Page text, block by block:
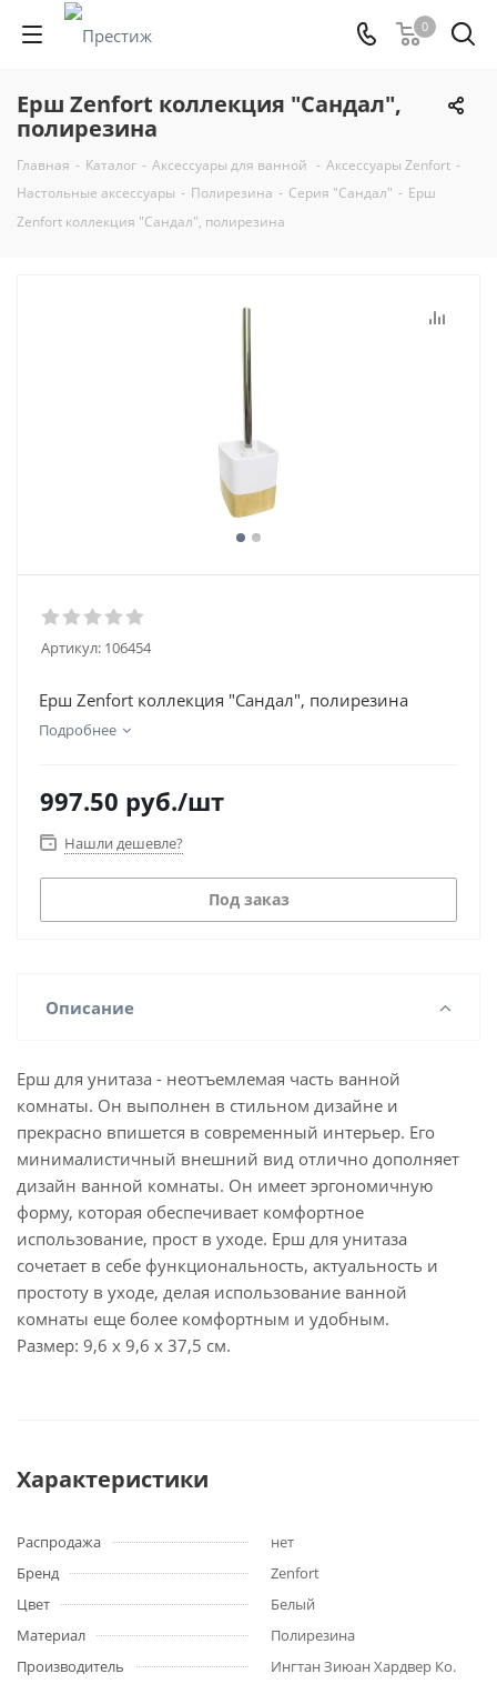
0
Ерш Zenfort коллекция "Сандал",
полирезина
Главная - Каталог - Аксессуары для ванной - Аксессуары Zenfort -
Настольные аксессуары - Полирезина - Серия "Сандал" - Ерш
Zenfort коллекция "Сандал", полирезина
Артикул: 106454
Ерш Zenfort коллекция "Сандал", полирезина
Подробнее
997.50 руб./шт
Нашли дешевле?
Под заказ
Описание
Ерш для унитаза - неотъемлемая часть ванной
комнаты. Он выполнен в стильном дизайне и
прекрасно впишется в современный интерьер. Его
минималистичный внешний вид отлично дополняет
дизайн ванной комнаты. Он имеет эргономичную
форму, которая обеспечивает комфортное
использование, прост в уходе. Ерш для унитаза
сочетает в себе функциональность, актуальность и
простоту в уходе, делая использование ванной
комнаты еще более комфортным и удобным.
Размер: 9,6 х 9,6 х 37,5 см.
Характеристики
Распродажа
нет
Бренд
Zenfort
Цвет
Белый
Материал
Полирезина
Производитель
Ингтан Зиюан Хардвер Ко.